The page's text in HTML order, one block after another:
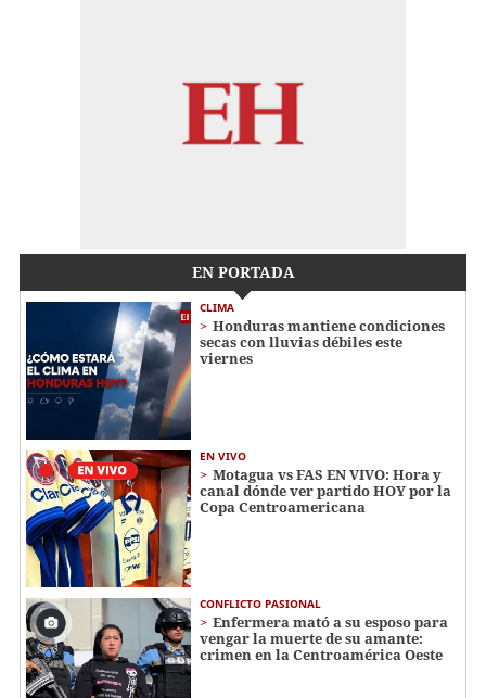
EN PORTADA
CLIMA
Honduras mantiene condiciones
secas con lluvias débiles este
viernes
EN VIVO
Motagua vs FAS EN VIVO: Hora y
canal dónde ver partido HOY por la
Copa Centroamericana
CONFLICTO PASIONAL
Enfermera mató a su esposo para
vengar la muerte de su amante:
crimen en la Centroamérica Oeste